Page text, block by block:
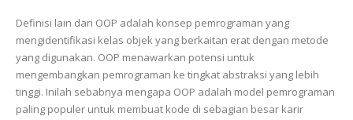
Definisi lain dari OOP adalah konsep pemrograman yang
mengidentifikasi kelas objek yang berkaitan erat dengan metode
yang digunakan. OOP menawarkan potensi untuk
mengembangkan pemrograman ke tingkat abstraksi yang lebih
tinggi. Inilah sebabnya mengapa OOP adalah model pemrograman
paling populer untuk membuat kode di sebagian besar karir